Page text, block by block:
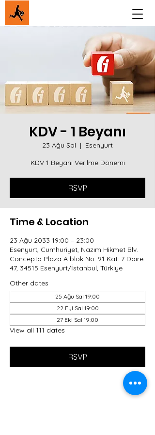
KDV - 1 Beyanı
23 Ağu Sal
  |
Esenyurt
KDV 1 Beyanı Verilme Dönemi
RSVP
Time & Location
23 Ağu 2033 19:00 – 23:00
Esenyurt, Cumhuriyet, Nazım Hikmet Blv.
Concepta Plaza A blok No: 91 Kat: 7 Daire:
47, 34515 Esenyurt/İstanbul, Türkiye
Other dates
25 Ağu Sal 19:00
22 Eyl Sal 19:00
27 Eki Sal 19:00
View all 111 dates
RSVP